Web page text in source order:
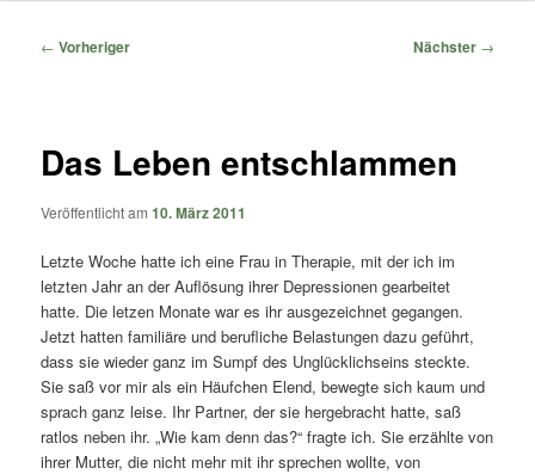
springen
springen
Beitragsnavigation
← Vorheriger Nächster →
Das Leben entschlammen
Veröffentlicht am10. März 2011
Letzte Woche hatte ich eine Frau in Therapie, mit der ich im
letzten Jahr an der Auflösung ihrer Depressionen gearbeitet
hatte. Die letzen Monate war es ihr ausgezeichnet gegangen.
Jetzt hatten familiäre und berufliche Belastungen dazu geführt,
dass sie wieder ganz im Sumpf des Unglücklichseins steckte.
Sie saß vor mir als ein Häufchen Elend, bewegte sich kaum und
sprach ganz leise. Ihr Partner, der sie hergebracht hatte, saß
ratlos neben ihr. „Wie kam denn das?“ fragte ich. Sie erzählte von
ihrer Mutter, die nicht mehr mit ihr sprechen wollte, von